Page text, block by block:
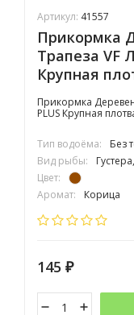
Артикул: 41557
Прикормка
Трапеза VF
Крупная
Прикормка
PLUS Крупная
Тип водоёма:
Без
Вид рыбы:
Цвет:
Аромат:
Корица
Фракция:
Средняя
145 ₽